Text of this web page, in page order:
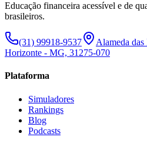
Educação financeira acessível e de
brasileiros.
(31) 99918-9537
Alameda
Horizonte - MG, 31275-070
Plataforma
Simuladores
Rankings
Blog
Podcasts